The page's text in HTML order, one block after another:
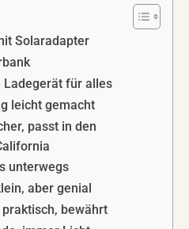
Solaradapter
für alles
leicht gemacht
passt in den
unterwegs
aber genial
praktisch, bewährt